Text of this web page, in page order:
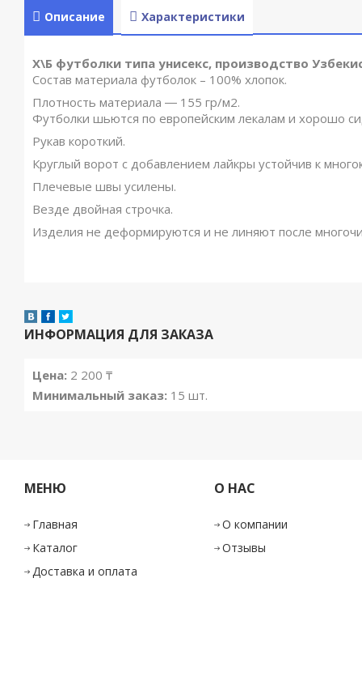
Описание Характеристики
Х\Б футболки типа унисекс, производство
Состав материала футболок – 100% хлопок.
Плотность материала ― 155 гр/м2.
Футболки шьются по европейским лекалам и хорошо
Рукав короткий.
Круглый ворот с добавлением лайкры устойчив к
Плечевые швы усилены.
Везде двойная строчка.
Изделия не деформируются и не линяют после
ИНФОРМАЦИЯ ДЛЯ ЗАКАЗА
Цена: 2 200 ₸
Минимальный заказ: 15 шт.
МЕНЮ
Главная
Каталог
Доставка и оплата
О НАС
О компании
Отзывы